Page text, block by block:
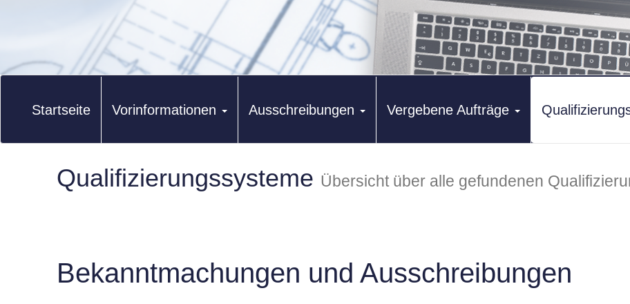
Startseite Vorinformationen Ausschreibungen Vergebene Aufträge
Qualifizierungssysteme Übersicht über alle gefundenen
Bekanntmachungen und Ausschreibungen